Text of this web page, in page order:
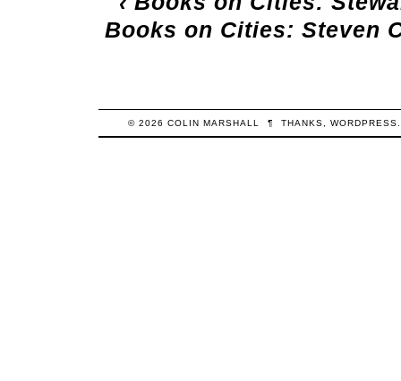
Books on Cities: Steven
© 2026COLIN MARSHALL ¶ THANKS,WORDPRESS